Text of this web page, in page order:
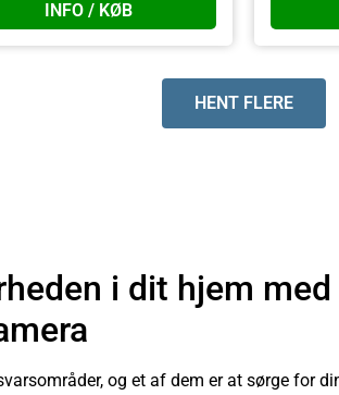
INFO / KØB
HENT FLERE
i dit hjem
og et af dem er at sørge for